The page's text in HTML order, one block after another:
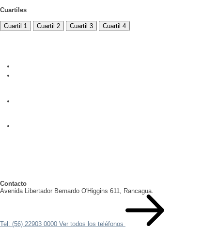
Cuartiles
Cuartil 1 Cuartil 2 Cuartil 3 Cuartil 4
Contacto
Avenida Libertador Bernardo O'Higgins 611, Rancagua.
Tel: (56) 22903 0000 Ver todos los teléfonos